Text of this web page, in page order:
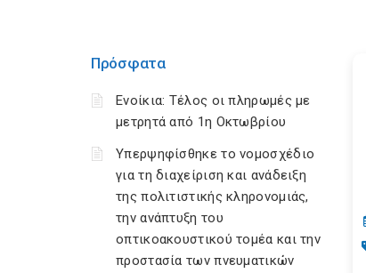
Πρόσφατα
Ενοίκια: Τέλος οι πληρωμές με
μετρητά από 1η Οκτωβρίου
Υπερψηφίσθηκε το νομοσχέδιο
για τη διαχείριση και ανάδειξη
της πολιτιστικής κληρονομιάς,
την ανάπτυξη του
οπτικοακουστικού τομέα και την
προστασία των πνευματικών